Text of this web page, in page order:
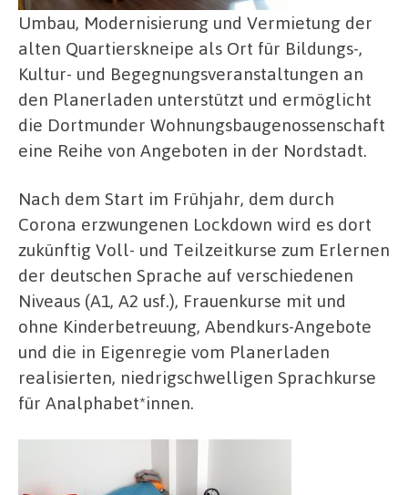
Umbau, Modernisierung und Vermietung der
alten Quartierskneipe als Ort für Bildungs-,
Kultur- und Begegnungsveranstaltungen an
den Planerladen unterstützt und ermöglicht
die Dortmunder Wohnungsbaugenossenschaft
eine Reihe von Angeboten in der Nordstadt.
Nach dem Start im Frühjahr, dem durch
Corona erzwungenen Lockdown wird es dort
zukünftig Voll- und Teilzeitkurse zum Erlernen
der deutschen Sprache auf verschiedenen
Niveaus (A1, A2 usf.), Frauenkurse mit und
ohne Kinderbetreuung, Abendkurs-Angebote
und die in Eigenregie vom Planerladen
realisierten, niedrigschwelligen Sprachkurse
für Analphabet*innen.